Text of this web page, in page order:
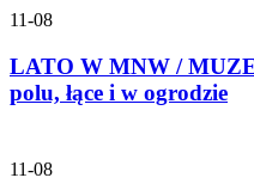
11-08
LATO W MNW /
polu, łące i w ogrodzie
11-08